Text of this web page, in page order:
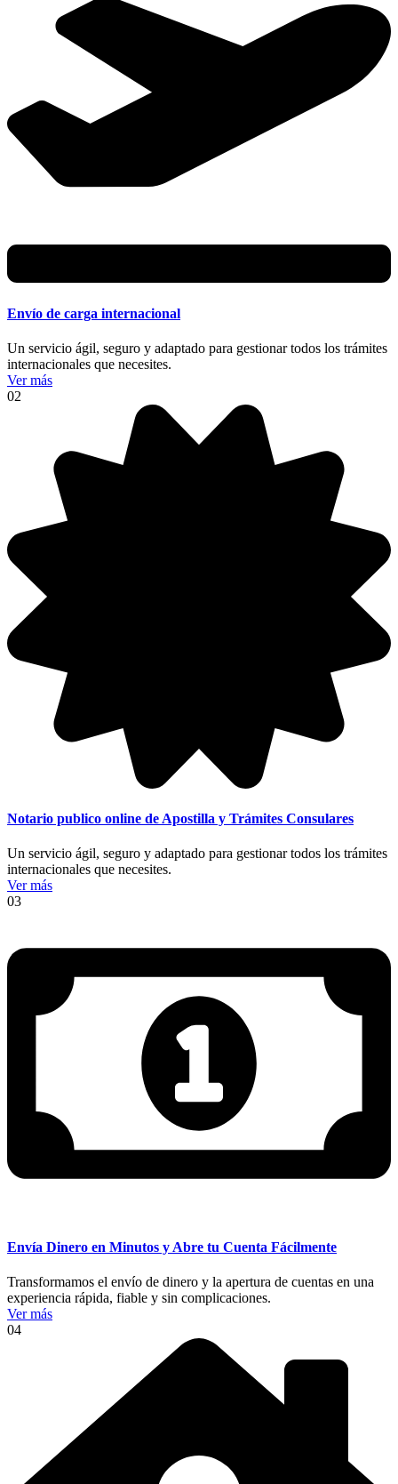
Envío de carga internacional
Un servicio ágil, seguro y adaptado para gestionar todos los trámites
internacionales que necesites.
Ver más
02
Notario publico online de Apostilla y Trámites Consulares
Un servicio ágil, seguro y adaptado para gestionar todos los trámites
internacionales que necesites.
Ver más
03
Envía Dinero en Minutos y Abre tu Cuenta Fácilmente
Transformamos el envío de dinero y la apertura de cuentas en una
experiencia rápida, fiable y sin complicaciones.
Ver más
04